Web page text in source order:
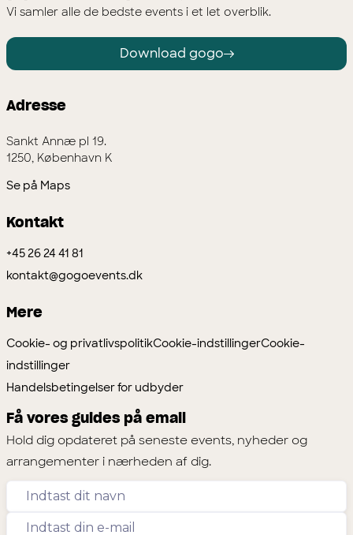
Vi samler alle de bedste events i et let overblik.
Download gogo
Adresse
Sankt Annæ pl 19.
1250, København K
Se på Maps
Kontakt
+45 26 24 41 81
kontakt@gogoevents.dk
Mere
Cookie- og privatlivspolitikCookie-indstillingerCookie-
indstillinger
Handelsbetingelser for udbyder
Få vores guides på email
Hold dig opdateret på seneste events, nyheder og
arrangementer i nærheden af dig.